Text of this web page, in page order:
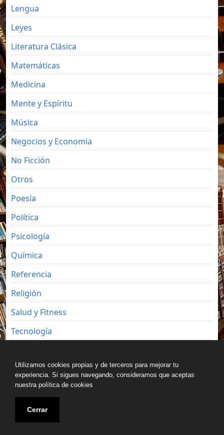
Lengua
Leyes
Literatura Clásica
Matemáticas
Medicina
Mente y Espíritu
Música
Negocios y Economia
No Ficción
Otros
Poesía
Política
Psicología
Química
Referencia
Religión
Salud y Fitness
Tecnología
Utilizamos cookies propias y de terceros para mejorar tu
experiencia. Si sigues navegando, consideramos que aceptas
nuestra política de cookies
Cerrar